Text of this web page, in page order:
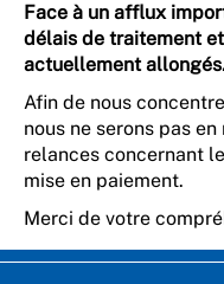
Face à un afflux
délais de traitement
actuellement
Afin de nous
nous ne serons pas
relances concernant
mise en paiement.
Merci de votre